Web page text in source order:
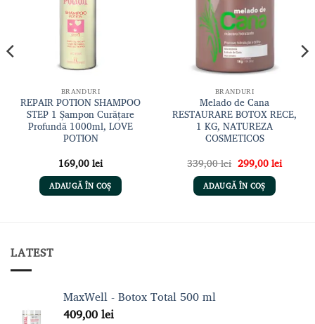
BRANDURI
REPAIR POTION SHAMPOO
STEP 1 Șampon Curățare
Profundă 1000ml, LOVE
POTION
169,00lei
ADAUGĂ ÎN COȘ
BRANDURI
Melado de Cana
RESTAURARE BOTOX RECE,
1 KG, NATUREZA
COSMETICOS
339,00lei Prețul
inițial
a
fost:
339,00 lei.
299,00leiPrețul
curent
ADAUGĂ ÎN COȘ
LATEST
MaxWell - Botox Total 500 ml
409,00lei